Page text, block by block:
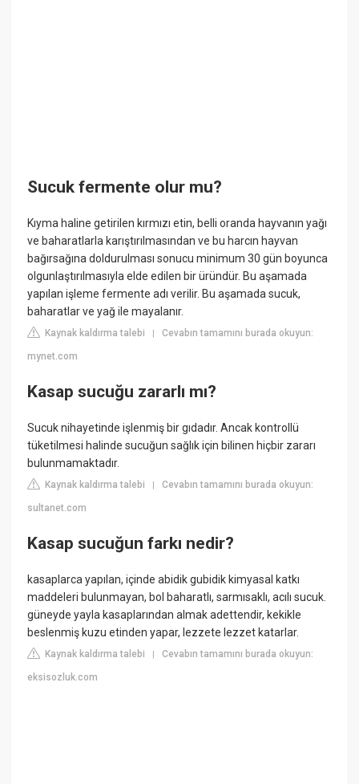
Sucuk fermente olur mu?
Kıyma haline getirilen kırmızı etin, belli oranda hayvanın yağı
ve baharatlarla karıştırılmasından ve bu harcın hayvan
bağırsağına doldurulması sonucu minimum 30 gün boyunca
olgunlaştırılmasıyla elde edilen bir üründür. Bu aşamada
yapılan işleme fermente adı verilir. Bu aşamada sucuk,
baharatlar ve yağ ile mayalanır.
Kaynak kaldırma talebi |Cevabın tamamını burada okuyun:
mynet.com
Kasap sucuğu zararlı mı?
Sucuk nihayetinde işlenmiş bir gıdadır. Ancak kontrollü
tüketilmesi halinde sucuğun sağlık için bilinen hiçbir zararı
bulunmamaktadır.
Kaynak kaldırma talebi |Cevabın tamamını burada okuyun:
sultanet.com
Kasap sucuğun farkı nedir?
kasaplarca yapılan, içinde abidik gubidik kimyasal katkı
maddeleri bulunmayan, bol baharatlı, sarmısaklı, acılı sucuk.
güneyde yayla kasaplarından almak adettendir, kekikle
beslenmiş kuzu etinden yapar, lezzete lezzet katarlar.
Kaynak kaldırma talebi |Cevabın tamamını burada okuyun:
eksisozluk.com